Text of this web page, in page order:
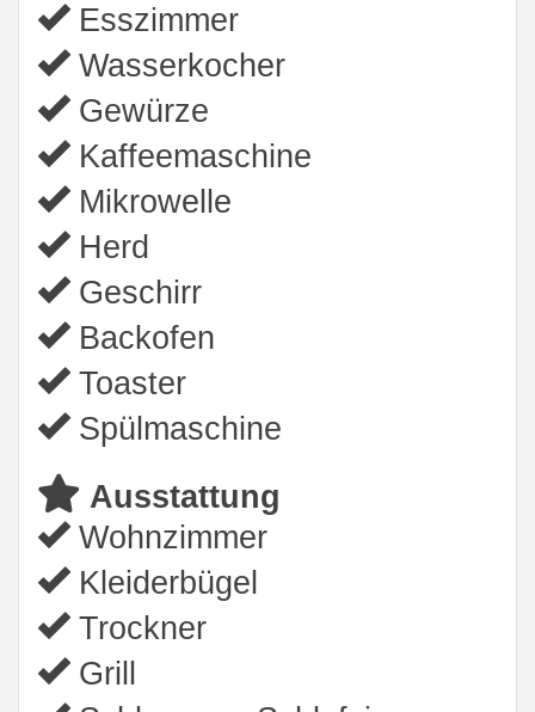
Esszimmer
Wasserkocher
Gewürze
Kaffeemaschine
Mikrowelle
Herd
Geschirr
Backofen
Toaster
Spülmaschine
Ausstattung
Wohnzimmer
Kleiderbügel
Trockner
Grill